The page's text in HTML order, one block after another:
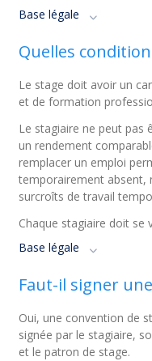
Base légale
Quelles
Le stage doit avoir un
et de formation
Le stagiaire ne peut pas
un rendement
remplacer un emploi
temporairement absent,
surcroîts de travail
Chaque stagiaire doit se
Base légale
Faut-il signer
Oui, une convention de
signée par le stagiaire,
et le patron de stage.